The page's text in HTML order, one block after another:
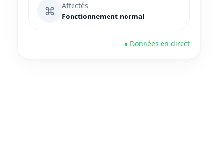
⌘
Affectés
Fonctionnement normal
● Données en direct